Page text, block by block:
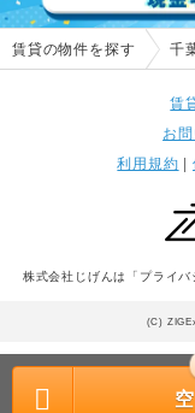
賃貸の物件を探す 千
賃
お
利用規約 |
株式会社じげんは「プライ
(C)